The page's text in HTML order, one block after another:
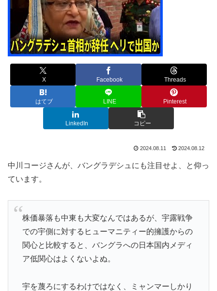
X Facebook Threads
はてブ LINE Pinterest
LinkedIn コピー
2024.08.11 2024.08.12
中川コージさんが、バングラデシュにも注目せよ、と仰っ
ています。
株価暴落も中東も大変なんではあるが、宇露戦争
での宇側に対するヒューマニティー的擁護からの
関心と比較すると、バングラへの日本国内メディ
ア低関心はよくないよぬ。
宇を蔑ろにするわけではなく、ミャンマーしかり